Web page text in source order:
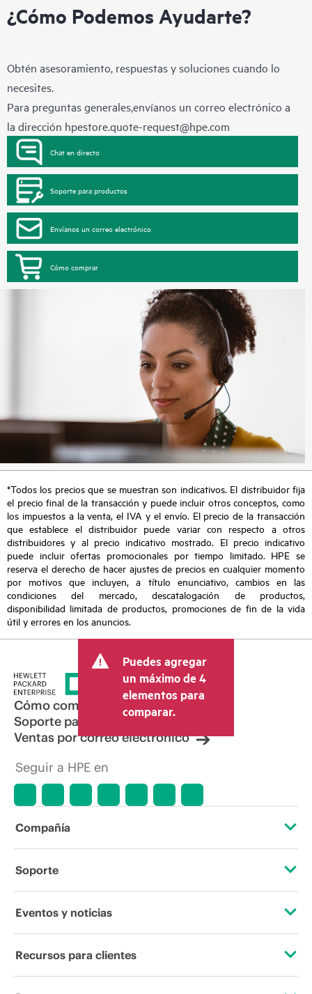
¿Cómo Podemos Ayudarte?
Obtén asesoramiento, respuestas y soluciones cuando lo
necesites.
Para preguntas generales,envíanos un correo electrónico a
la dirección hpestore.quote-request@hpe.com
Chat en directo
Soporte para productos
Envíanos un correo electrónico
Cómo comprar
*Todos los precios que se muestran son indicativos. El distribuidor fija
el precio final de la transacción y puede incluir otros conceptos, como
los impuestos a la venta, el IVA y el envío. El precio de la transacción
que establece el distribuidor puede variar con respecto a otros
distribuidores y al precio indicativo mostrado. El precio indicativo
puede incluir ofertas promocionales por tiempo limitado. HPE se
reserva el derecho de hacer ajustes de precios en cualquier momento
por motivos que incluyen, a título enunciativo, cambios en las
condiciones del mercado, descatalogación de productos,
disponibilidad limitada de productos, promociones de fin de la vida
útil y errores en los anuncios.
Puedes agregar
un máximo de 4
elementos para
comparar.
Cómo comprar
Soporte para productos
Ventas por correo electrónico
Seguir a HPE en
Compañía
Acerca de HPE
Responsabilidad corporativa
Soporte
Servicios de soporte operativo
Eventos y noticias
Eventos
Recursos para clientes
Contacta con nosotros